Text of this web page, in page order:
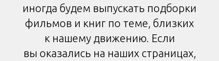
иногда будем выпускать подборки
фильмов и книг по теме, близких
к нашему движению. Если
вы оказались на наших страницах,